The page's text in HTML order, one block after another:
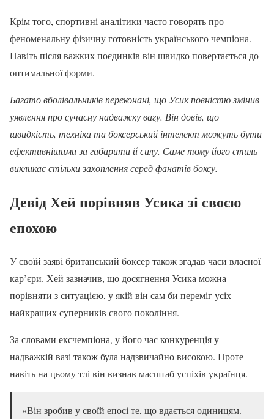
Крім того, спортивні аналітики часто говорять про
феноменальну фізичну готовність українського чемпіона.
Навіть після важких поєдинків він швидко повертається до
оптимальної форми.
Багато вболівальників переконані, що Усик повністю змінив
уявлення про сучасну надважку вагу. Він довів, що
швидкість, техніка та боксерський інтелект можуть бути
ефективнішими за габарити й силу. Саме тому його стиль
викликає стільки захоплення серед фанатів боксу.
Девід Хей порівняв Усика зі своєю
епохою
У своїй заяві британський боксер також згадав часи власної
кар’єри. Хей зазначив, що досягнення Усика можна
порівняти з ситуацією, у якій він сам би переміг усіх
найкращих суперників свого покоління.
За словами ексчемпіона, у його час конкуренція у
надважкій вазі також була надзвичайно високою. Проте
навіть на цьому тлі він визнав масштаб успіхів українця.
«Він зробив у своїй епосі те, що вдається одиницям.